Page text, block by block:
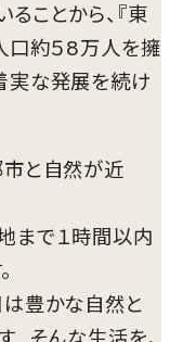
ことから、『東
口約５8万人を擁
実な発展を続け
と自然が近
まで１時間以内
豊かな自然と